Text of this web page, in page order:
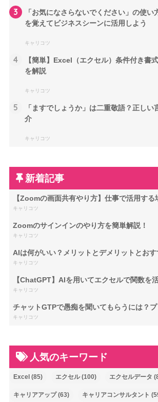
3
「お気になさらないでください」の使い
を覚えてビジネスシーンに活用しよう
キャリコツ
4
【簡単】Excel（エクセル）条件付き書
を解説
キャリコツ
5
「ますでしょうか」は二重敬語？正しい
介
キャリコツ
新着記事
【Zoomの画面共有やり方】仕事で活用する
キャリコツ
Zoomのサインインのやり方を簡単解説！
キャリコツ
AIは何がいい？メリットとデメリットとお
キャリコツ
【ChatGPT】AIを用いてエクセルで関数を
キャリコツ
チャットGTPで愚痴を聞いてもらうには？
キャリコツ
人気のキーワード
Excel (85) エクセル(100) エクセルデータ
キャリアアップ(63) キャリアコンサルタント